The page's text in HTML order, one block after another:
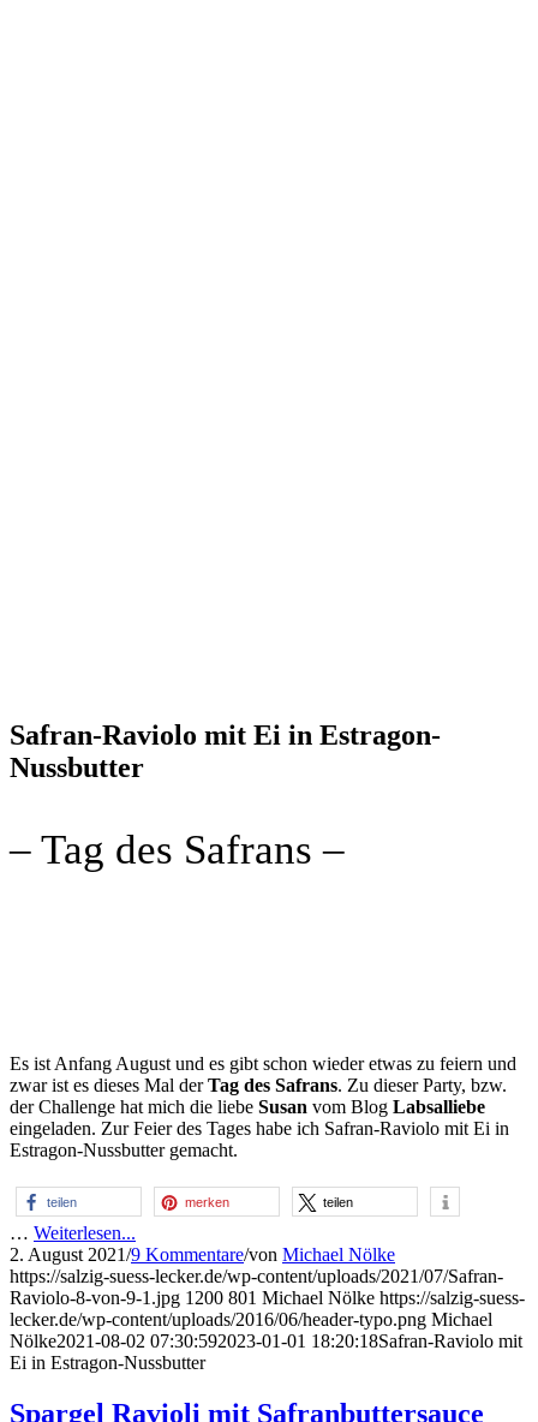
Safran-Raviolo mit Ei in Estragon-
Nussbutter
– Tag des Safrans –
Es ist Anfang August und es gibt schon wieder etwas zu feiern und
zwar ist es dieses Mal derTag des Safrans. Zu dieser Party, bzw.
der Challenge hat mich die liebe Susan vom Blog Labsalliebe
eingeladen. Zur Feier des Tages habe ich Safran-Raviolo mit Ei in
Estragon-Nussbutter gemacht.
teilen merken teilen
… Weiterlesen...
2. August 2021/9 Kommentare/von Michael Nölke
https://salzig-suess-lecker.de/wp-content/uploads/2021/07/Safran-
Raviolo-8-von-9-1.jpg 1200 801 Michael Nölke https://salzig-suess-
lecker.de/wp-content/uploads/2016/06/header-typo.png Michael
Nölke2021-08-02 07:30:592023-01-01 18:20:18Safran-Raviolo mit
Ei in Estragon-Nussbutter
Spargel Ravioli mit Safranbuttersauce